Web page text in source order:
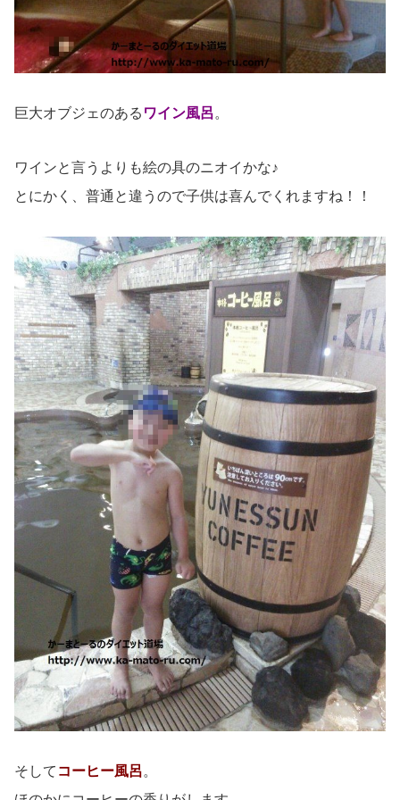
巨大オブジェのある ワイン風呂。
ワインと言うよりも絵の具のニオイかな♪
とにかく、普通と違うので子供は喜んでくれますね！！
そして コーヒー風呂。